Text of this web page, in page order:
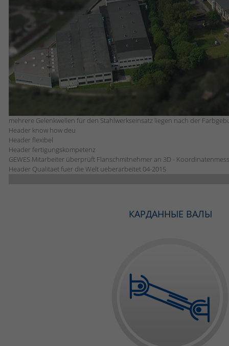
mehrere Gelenkwellen für den Stahlwerkseinsatz liegen nach der
Header know how deu
Header flexibel
Header fertigungskompetenz
GEWES Mitarbeiter überprüft Flanschmitnehmer an 3D -
Header Qualitaet fuer die Welt ueberarbeitet 04-2015
КАРДАННЫЕ ВАЛЫ